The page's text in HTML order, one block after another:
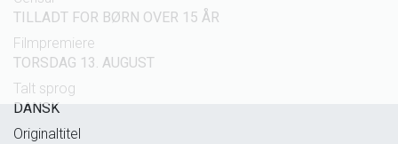
TILLADT FOR BØRN OVER 15 ÅR
Filmpremiere
TORSDAG 13. AUGUST
Talt sprog
DANSK
Originaltitel